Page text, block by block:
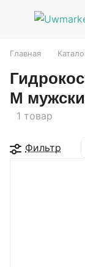
Главная
M
1 товар
Фильтр